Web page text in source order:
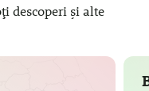
descoperi și alte